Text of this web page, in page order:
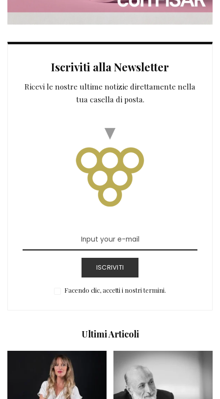
Iscriviti alla Newsletter
Ricevi le nostre ultime notizie direttamente nella
tua casella di posta.
ISCRIVITI
Facendo clic, accetti i nostri termini.
Ultimi Articoli